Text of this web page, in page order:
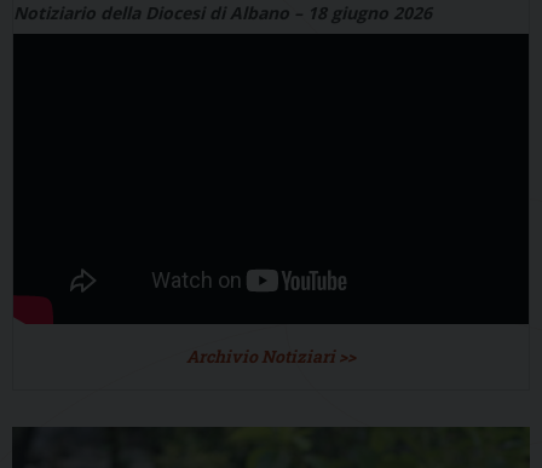
Notiziario della Diocesi di Albano – 18 giugno 2026
Archivio Notiziari >>